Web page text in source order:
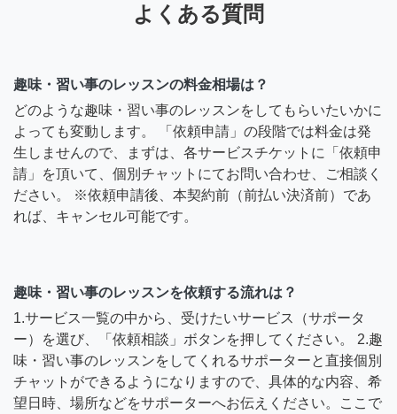
よくある質問
趣味・習い事のレッスンの料金相場は？
どのような趣味・習い事のレッスンをしてもらいたいかに
よっても変動します。 「依頼申請」の段階では料金は発
生しませんので、まずは、各サービスチケットに「依頼申
請」を頂いて、個別チャットにてお問い合わせ、ご相談く
ださい。 ※依頼申請後、本契約前（前払い決済前）であ
れば、キャンセル可能です。
趣味・習い事のレッスンを依頼する流れは？
1.サービス一覧の中から、受けたいサービス（サポータ
ー）を選び、「依頼相談」ボタンを押してください。 2.趣
味・習い事のレッスンをしてくれるサポーターと直接個別
チャットができるようになりますので、具体的な内容、希
望日時、場所などをサポーターへお伝えください。ここで